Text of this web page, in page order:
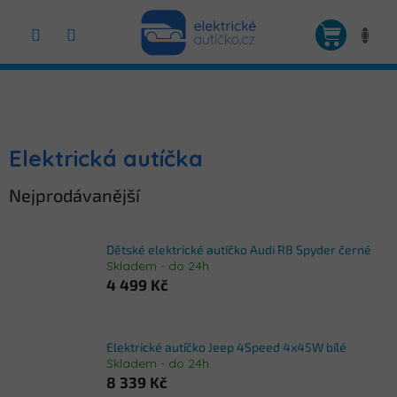
obsah
Elektrická autíčka
Nejprodávanější
Dětské elektrické autíčko Audi R8 Spyder černé
Skladem - do 24h
4 499 Kč
Elektrické autíčko Jeep 4Speed 4x45W bílé
Skladem - do 24h
8 339 Kč